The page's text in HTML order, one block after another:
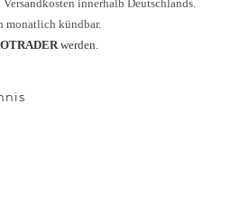
innerhalb Deutschlands.
monatlich kündbar.
werden.